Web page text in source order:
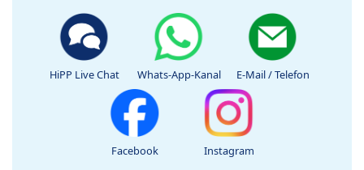
HiPP Live Chat Whats-App-Kanal E-Mail / Telefon
Facebook Instagram